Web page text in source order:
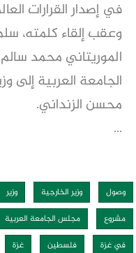
في إصدار القرارات
وعقب إلقاء كلمته،
الموريتاني محمد
الجامعة العربية إلى
محسن الزنداني.
...
وصول وزير الخارجية وزير
مشروع
مجلس الجامعة العربية
في غزة
فلسطين غزة